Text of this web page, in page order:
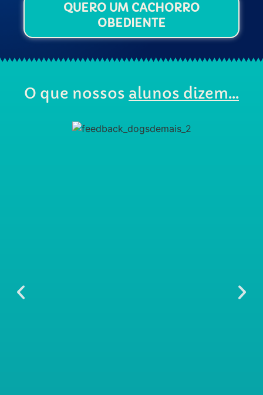
QUERO UM CACHORRO
OBEDIENTE
O que nossos alunos dizem...